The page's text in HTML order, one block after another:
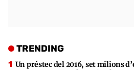
TRENDING
Un préstec del 2016, set milions